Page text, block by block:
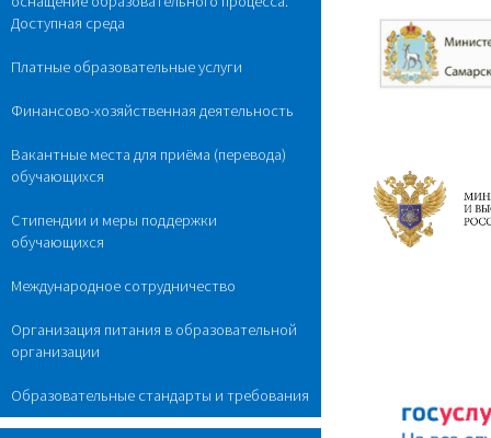
Доступная среда
Платные образовательные услуги
Финансово-хозяйственная деятельность
Вакантные места для приёма (перевода)
обучающихся
Стипендии и меры поддержки
обучающихся
Международное сотрудничество
Организация питания в образовательной
организации
Образовательные стандарты и требования